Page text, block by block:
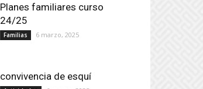
Planes familiares curso
24/25
Familias 6 marzo, 2025
convivencia de esquí